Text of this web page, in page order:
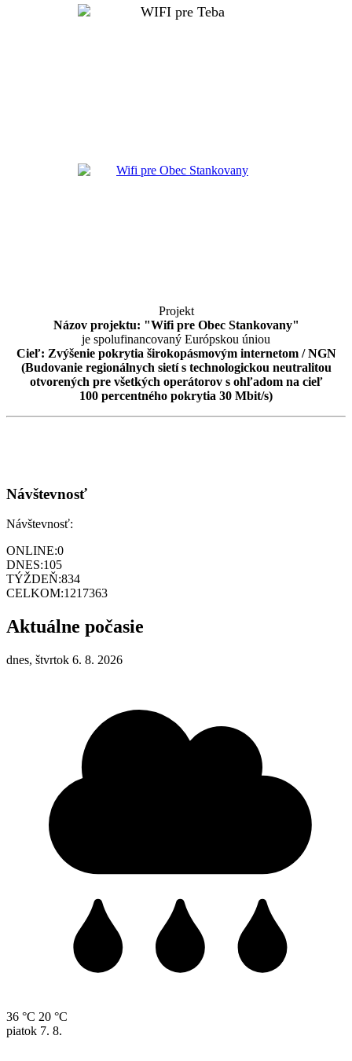
Projekt
Názov projektu: "Wifi pre Obec Stankovany"
je spolufinancovaný Európskou úniou
Cieľ: Zvýšenie pokrytia širokopásmovým internetom / NGN
(Budovanie regionálnych sietí s technologickou neutralitou
otvorených pre všetkých operátorov s ohľadom na cieľ
100 percentného pokrytia 30 Mbit/s)
Návštevnosť
Návštevnosť:
ONLINE:0
DNES:105
TÝŽDEŇ:834
CELKOM:1217363
Aktuálne počasie
dnes, štvrtok 6. 8. 2026
36 °C 20 °C
piatok 7. 8.